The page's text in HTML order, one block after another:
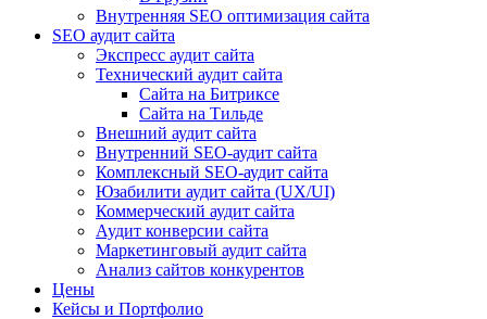
Внутренняя SEO оптимизация сайта
SEO аудит сайта
Экспресс аудит сайта
Технический аудит сайта
Сайта на Битриксе
Сайта на Тильде
Внешний аудит сайта
Внутренний SEO-аудит сайта
Комплексный SEO-аудит сайта
Юзабилити аудит сайта (UX/UI)
Коммерческий аудит сайта
Аудит конверсии сайта
Маркетинговый аудит сайта
Анализ сайтов конкурентов
Цены
Кейсы и Портфолио